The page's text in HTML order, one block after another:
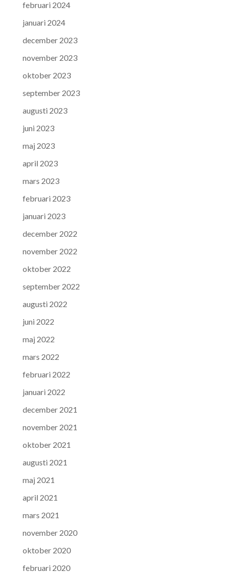
februari 2024
januari 2024
december 2023
november 2023
oktober 2023
september 2023
augusti 2023
juni 2023
maj 2023
april 2023
mars 2023
februari 2023
januari 2023
december 2022
november 2022
oktober 2022
september 2022
augusti 2022
juni 2022
maj 2022
mars 2022
februari 2022
januari 2022
december 2021
november 2021
oktober 2021
augusti 2021
maj 2021
april 2021
mars 2021
november 2020
oktober 2020
februari 2020